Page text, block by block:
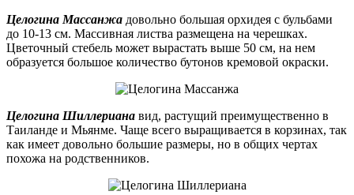
Целогина Массанжа довольно большая орхидея с бульбами
до 10-13 см. Массивная листва размещена на черешках.
Цветочный стебель может вырастать выше 50 см, на нем
образуется большое количество бутонов кремовой окраски.
Целогина Шиллериана вид, растущий преимущественно в
Таиланде и Мьянме. Чаще всего выращивается в корзинах, так
как имеет довольно большие размеры, но в общих чертах
похожа на родственников.